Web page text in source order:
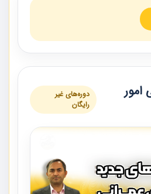
دوره‌های غیر
رایگان